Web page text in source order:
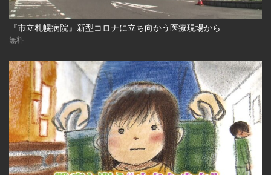
『市立札幌病院』新型コロナに立ち向かう医療現場から
無料